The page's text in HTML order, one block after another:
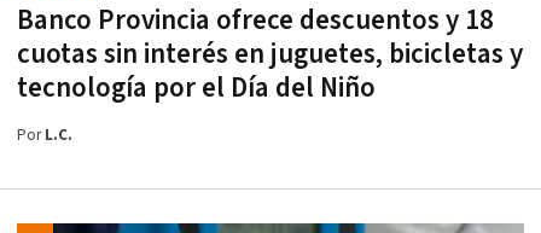
Banco Provincia ofrece descuentos y 18
cuotas sin interés en juguetes, bicicletas y
tecnología por el Día del Niño
PorL.C.